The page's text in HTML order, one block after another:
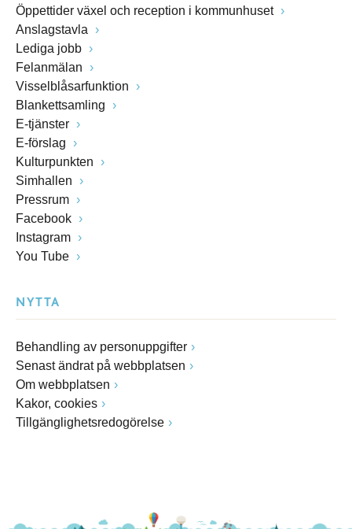
Öppettider växel och reception i kommunhuset
Anslagstavla
Lediga jobb
Felanmälan
Visselblåsarfunktion
Blankettsamling
E-tjänster
E-förslag
Kulturpunkten
Simhallen
Pressrum
Facebook
Instagram
You Tube
NYTTA
Behandling av personuppgifter
Senast ändrat på webbplatsen
Om webbplatsen
Kakor, cookies
Tillgänglighetsredogörelse